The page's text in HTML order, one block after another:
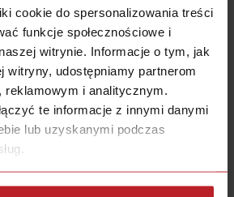
cookie do spersonalizowania treści
funkcje społecznościowe i
witrynie. Informacje o tym, jak
witryny, udostępniamy partnerom
reklamowym i analitycznym.
te informacje z innymi danymi
lub uzyskanymi podczas
nadzieję, że to przyniesie
efekty.
się u Ciebie taką
ale Ty już wrzucasz tyle
że ja tego nie mogę tego
ja będę tyle tego
to przecież ludzie tego
obejrzeć, zapoznać się